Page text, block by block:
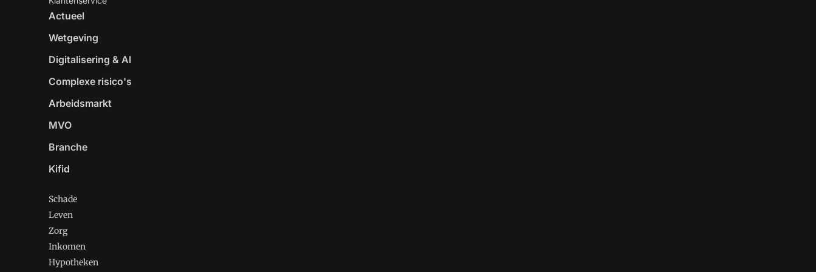
Actueel
Wetgeving
Digitalisering & AI
Complexe risico's
Arbeidsmarkt
MVO
Branche
Kifid
Schade
Leven
Zorg
Inkomen
Hypotheken